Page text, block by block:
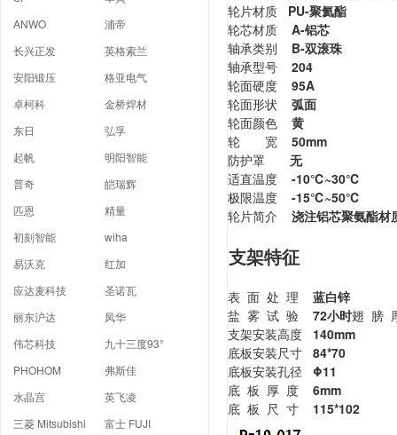
ANWO
浦帝
长兴正发
英格索兰
安阳锻压
格亚电气
卓柯科
金桥焊材
东日
弘孚
起帆
明阳智能
普奇
皑瑞辉
匹恩
精量
初刻智能
wiha
易沃克
红加
应达麦科技
圣诺瓦
丽东沪达
凤华
伟芯科技
九十三度93°
PHOHOM
弗斯佳
水晶宫
英飞凌
三菱 Mitsubishi
富士 FUJI
轮片材质 PU-聚氦酯
轮芯材质 A-铝芯
轴承类别 B-双滚珠
轴承型号 204
轮面硬度 95A
轮面形状 弧面
轮面颜色 黄
轮 宽 50mm
防护罩 无
适直温度 -10℃~30℃
极限温度 -15℃~50℃
轮片简介 浇注铝芯聚氨酯材
支架特征
表 面 处 理 蓝白锌
盐 雾 试 验 72小时翅 膀
支架安装高度 140mm
底板安装尺寸 84*70
底板安装孔径 Φ11
底 板 厚 度 6mm
底 板 尺 寸 115*102